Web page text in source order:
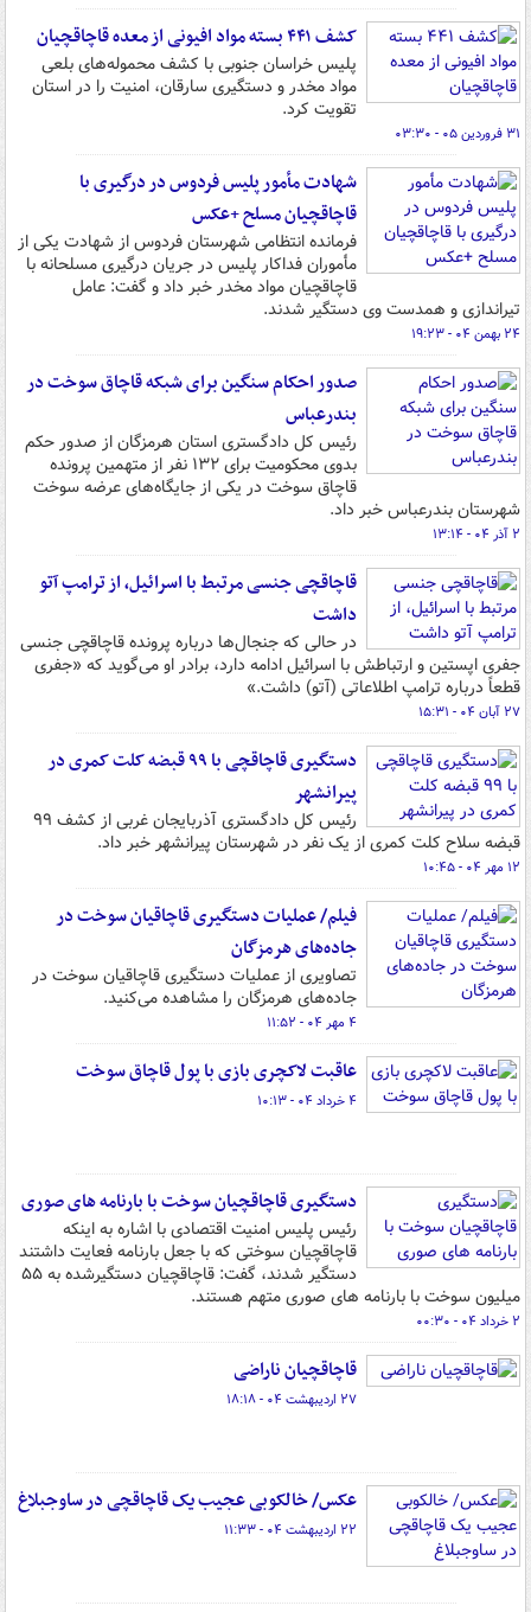
کشف ۴۴۱ بسته مواد افیونی از معده قاچاقچیان
پلیس خراسان جنوبی با کشف محموله‌های بلعی
مواد مخدر و دستگیری سارقان، امنیت را در استان
تقویت کرد.
۳۱ فروردین ۰۵ - ۰۳:۳۰
شهادت مأمور پلیس فردوس در درگیری با
قاچاقچیان مسلح +عکس
فرمانده انتظامی شهرستان فردوس از شهادت یکی از
مأموران فداکار پلیس در جریان درگیری مسلحانه با
قاچاقچیان مواد مخدر خبر داد و گفت: عامل
تیراندازی و همدست وی دستگیر شدند.
۲۴ بهمن ۰۴ - ۱۹:۲۳
صدور احکام سنگین برای شبکه قاچاق سوخت در
بندرعباس
رئیس کل دادگستری استان هرمزگان از صدور حکم
بدوی محکومیت برای ۱۳۲ نفر از متهمین پرونده
قاچاق سوخت در یکی از جایگاه‌های عرضه سوخت
شهرستان بندرعباس خبر داد.
۲ آذر ۰۴ - ۱۳:۱۴
قاچاقچی جنسی مرتبط با اسرائیل، از ترامپ آتو
داشت
در حالی که جنجال‌ها درباره پرونده قاچاقچی جنسی
جفری اپستین و ارتباطش با اسرائیل ادامه دارد، برادر او می‌گوید که «جفری
قطعاً درباره ترامپ اطلاعاتی (آتو) داشت.»
۲۷ آبان ۰۴ - ۱۵:۳۱
دستگیری قاچاقچی با ۹۹ قبضه کلت کمری در
پیرانشهر
رئیس کل دادگستری آذربایجان غربی از کشف ۹۹
قبضه سلاح کلت کمری از یک نفر در شهرستان پیرانشهر خبر داد.
۱۲ مهر ۰۴ - ۱۰:۴۵
فیلم/ عملیات دستگیری قاچاقیان سوخت در
جاده‌های هرمزگان
تصاویری از عملیات دستگیری قاچاقیان سوخت در
جاده‌های هرمزگان را مشاهده می‌کنید.
۴ مهر ۰۴ - ۱۱:۵۲
عاقبت لاکچری بازی با پول قاچاق سوخت
۴ خرداد ۰۴ - ۱۰:۱۳
دستگیری قاچاقچیان سوخت با بارنامه های صوری
رئیس پلیس امنیت اقتصادی با اشاره به اینکه
قاچاقچیان سوختی که با جعل بارنامه فعایت داشتند
دستگیر شدند، گفت: قاچاقچیان دستگیرشده به ۵۵
میلیون سوخت با بارنامه های صوری متهم هستند.
۲ خرداد ۰۴ - ۰۰:۳۰
قاچاقچیان ناراضی
۲۷ اردیبهشت ۰۴ - ۱۸:۱۸
عکس/ خالکوبی عجیب یک قاچاقچی در ساوجبلاغ
۲۲ اردیبهشت ۰۴ - ۱۱:۳۳